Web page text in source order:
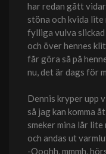
har redan gått
stöna och kvida
fylliga vulva
och över hennes
får göra så på
nu, det är dags för
Dennis kryper upp
så jag kan komma
smeker mina lår
och andas ut
-Ooohh, mmmh,